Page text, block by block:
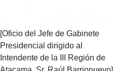
[Oficio del Jefe de Gabinete
Presidencial dirigido al
Intendente de la III Región de